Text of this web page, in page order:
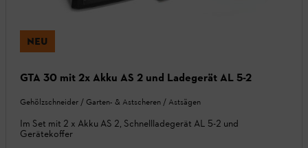
NEU
GTA 30 mit 2x Akku AS 2 und Ladegerät AL 5-2
Gehölzschneider / Garten- & Astscheren / Astsägen
Im Set mit 2 x Akku AS 2, Schnellladegerät AL 5-2 und
Gerätekoffer